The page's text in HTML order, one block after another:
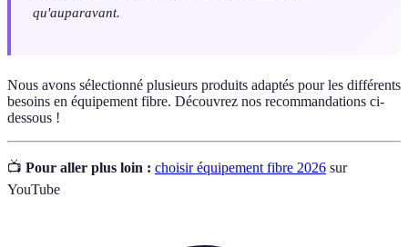
qu'auparavant.
Nous avons sélectionné plusieurs produits adaptés pour les différents
besoins en équipement fibre. Découvrez nos recommandations ci-
dessous !
📺 Pour aller plus loin : choisir équipement fibre 2026 sur
YouTube